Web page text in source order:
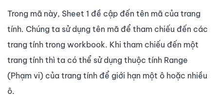
Trong mã này, Sheet 1 đề cập đến tên mã của trang
tính. Chúng ta sử dụng tên mã để tham chiếu đến các
trang tính trong workbook. Khi tham chiếu đến một
trang tính thì ta có thể sử dụng thuộc tính Range
(Phạm vi) của trang tính để giới hạn một ô hoặc nhiều
ô.